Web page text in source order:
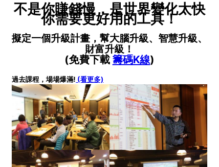
不是你賺錢慢，是世界變化太快
你需要更好用的工具！
擬定一個升級計畫，幫大腦升級、智慧升級、
財富升級！
(免費下載 籌碼K線)
過去課程，場場爆滿! (看更多)